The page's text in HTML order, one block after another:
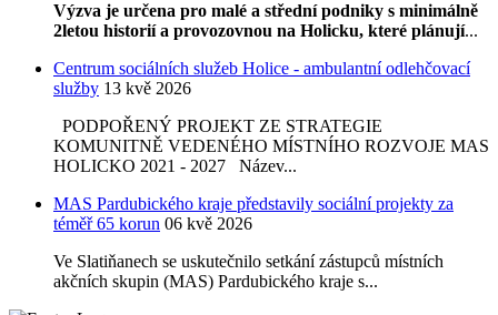
Výzva je určena pro malé a střední podniky s minimálně
2letou historií a provozovnou na Holicku, které plánují...
Centrum sociálních služeb Holice - ambulantní odlehčovací
služby 13 kvě 2026
PODPOŘENÝ PROJEKT ZE STRATEGIE
KOMUNITNĚ VEDENÉHO MÍSTNÍHO ROZVOJE MAS
HOLICKO 2021 - 2027 Název...
MAS Pardubického kraje představily sociální projekty za
téměř 65 korun 06 kvě 2026
Ve Slatiňanech se uskutečnilo setkání zástupců místních
akčních skupin (MAS) Pardubického kraje s...